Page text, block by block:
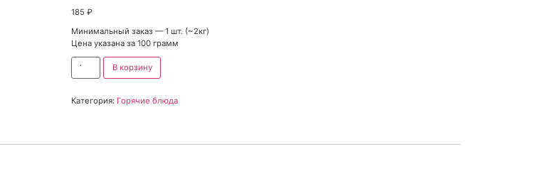
185 ₽
Минимальный заказ — 1 шт. (~2кг)
Цена указана за 100 грамм
В корзину
Категория: Горячие блюда